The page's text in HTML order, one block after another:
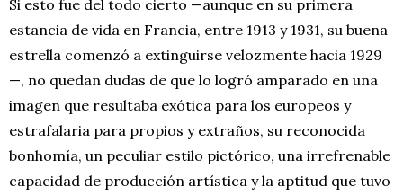
Si esto fue del todo cierto —aunque en su primera
estancia de vida en Francia, entre 1913 y 1931, su buena
estrella comenzó a extinguirse velozmente hacia 1929
—, no quedan dudas de que lo logró amparado en una
imagen que resultaba exótica para los europeos y
estrafalaria para propios y extraños, su reconocida
bonhomía, un peculiar estilo pictórico, una irrefrenable
capacidad de producción artística y la aptitud que tuvo